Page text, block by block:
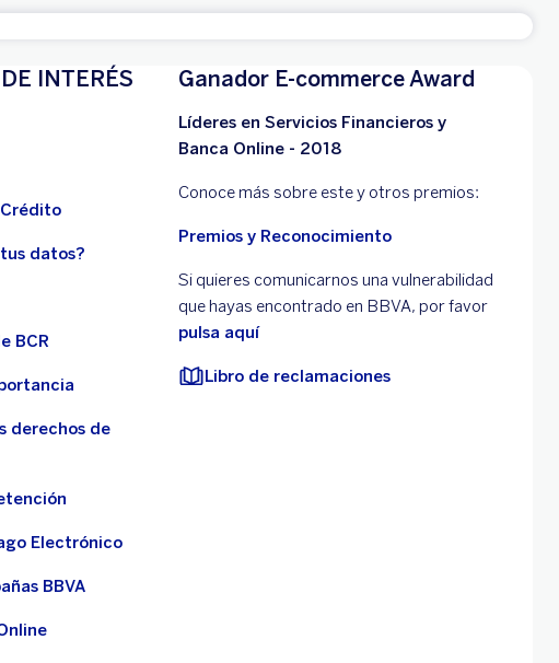
¿Qué hacer con el
para tus metas
Cómo construir tu
INTERÉS
datos?
BCR
derechos de
Electrónico
BBVA
Ganador E-commerce Award
Líderes en Servicios Financieros y
Banca Online - 2018
Conoce más sobre este y otros premios:
Premios y Reconocimiento
Si quieres comunicarnos una vulnerabilidad
que hayas encontrado en BBVA, por favor
pulsa aquí
Libro de reclamaciones